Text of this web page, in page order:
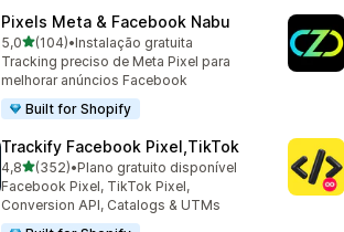
Pixels Meta & Facebook Nabu
5,0de 5 estrelas
(104)
104 total de avaliações
•Instalação gratuita
Tracking preciso de Meta Pixel para
melhorar anúncios Facebook
Built for Shopify
Trackify Facebook Pixel,TikTok
4,8de 5 estrelas
(352)
352 total de avaliações
•Plano gratuito disponível
Facebook Pixel, TikTok Pixel,
Conversion API, Catalogs & UTMs